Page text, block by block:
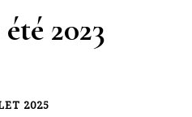
2023
2025